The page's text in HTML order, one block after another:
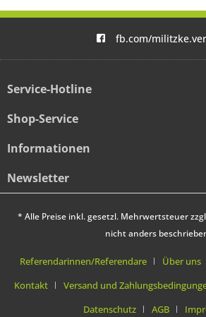
fb.com/
Service-Hotline
Shop-Service
Informationen
Newsletter
* Alle Preise inkl. gesetzl. Mehrwertsteuer
nicht anders
Referendarinnen/Referendare Über uns
Kontakt
Versand und
Datenschutz
AGB